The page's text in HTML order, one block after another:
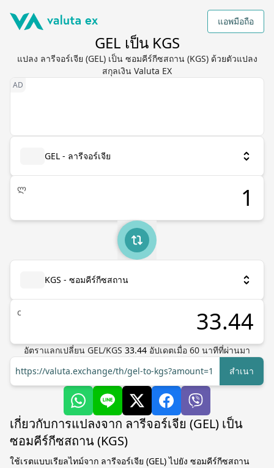
แอพมือถือ
GEL เป็น KGS
แปลง ลารีจอร์เจีย (GEL) เป็น ซอมคีร์กีซสถาน (KGS) ด้วยตัวแปลง
สกุลเงิน Valuta EX
GEL - ลารีจอร์เจีย
ლ
KGS - ซอมคีร์กีซสถาน
с
อัตราแลกเปลี่ยน GEL/KGS 33.44 อัปเดตเมื่อ 60 นาทีที่ผ่านมา
https://valuta.exchange/th/gel-to-kgs?amount=1
สำเนา
เกี่ยวกับการแปลงจาก ลารีจอร์เจีย (GEL) เป็น
ซอมคีร์กีซสถาน (KGS)
ใช้เรตแบบเรียลไทม์จาก ลารีจอร์เจีย (GEL) ไปยัง ซอมคีร์กีซสถาน